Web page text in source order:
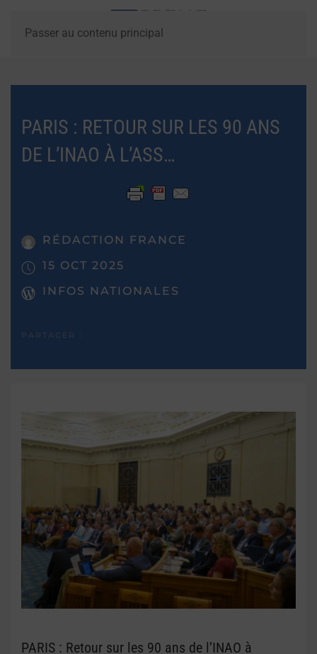
Passer au contenu principal
PARIS : RETOUR SUR LES 90 ANS
DE L’INAO À L’ASS…
RÉDACTION FRANCE
15 OCT 2025
INFOS NATIONALES
PARIS : Retour sur les 90 ans de l’INAO à